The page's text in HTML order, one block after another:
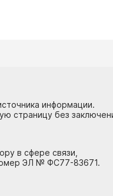
информации.
страницу без
в сфере связи,
ЭЛ № ФС77-83671.